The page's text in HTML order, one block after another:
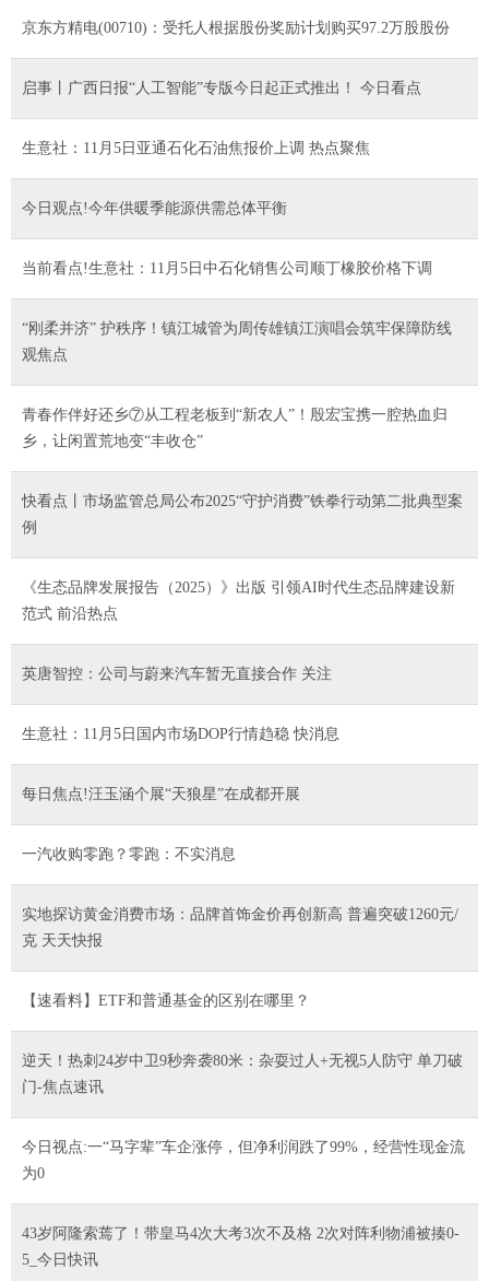
京东方精电(00710)：受托人根据股份奖励计划购买97.2万股股份
启事丨广西日报“人工智能”专版今日起正式推出！ 今日看点
生意社：11月5日亚通石化石油焦报价上调 热点聚焦
今日观点!今年供暖季能源供需总体平衡
当前看点!生意社：11月5日中石化销售公司顺丁橡胶价格下调
“刚柔并济” 护秩序！镇江城管为周传雄镇江演唱会筑牢保障防线
观焦点
青春作伴好还乡⑦从工程老板到“新农人”！殷宏宝携一腔热血归
乡，让闲置荒地变“丰收仓”
快看点丨市场监管总局公布2025“守护消费”铁拳行动第二批典型案
例
《生态品牌发展报告（2025）》出版 引领AI时代生态品牌建设新
范式 前沿热点
英唐智控：公司与蔚来汽车暂无直接合作 关注
生意社：11月5日国内市场DOP行情趋稳 快消息
每日焦点!汪玉涵个展“天狼星”在成都开展
一汽收购零跑？零跑：不实消息
实地探访黄金消费市场：品牌首饰金价再创新高 普遍突破1260元/
克 天天快报
【速看料】ETF和普通基金的区别在哪里？
逆天！热刺24岁中卫9秒奔袭80米：杂耍过人+无视5人防守 单刀破
门-焦点速讯
今日视点:一“马字辈”车企涨停，但净利润跌了99%，经营性现金流
为0
43岁阿隆索蔫了！带皇马4次大考3次不及格 2次对阵利物浦被揍0-
5_今日快讯